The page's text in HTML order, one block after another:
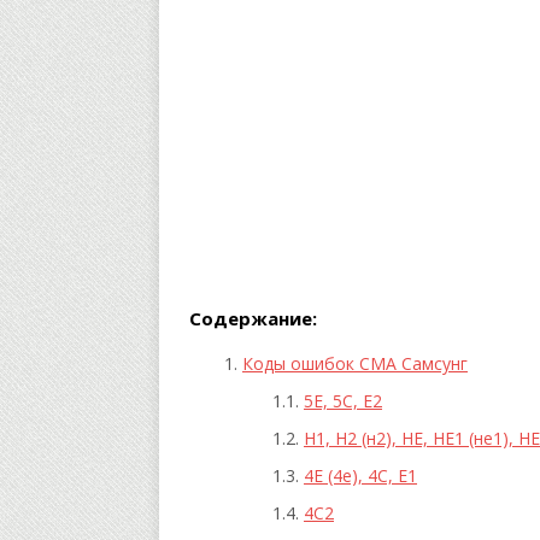
Содержание:
Коды ошибок СМА Самсунг
5Е, 5С, Е2
Н1, Н2 (н2), НЕ, НЕ1 (не1),
4Е (4е), 4С, Е1
4С2